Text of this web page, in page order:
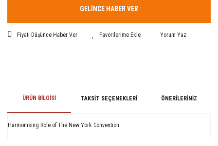
GELİNCE HABER VER
Fiyatı Düşünce Haber Ver Yorum Yaz
ÜRÜN BILGISI TAKSIT SEÇENEKLERI ÖNERILERINIZ
Harmonising Role of The New York Convention